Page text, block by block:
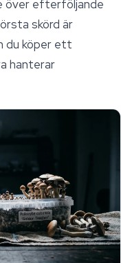
över efterföljande
skörd är
du köper ett
hanterar